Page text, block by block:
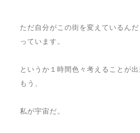
ただ自分がこの街を変えているん
っています。
というか１時間色々考えることが
もう、
私が宇宙だ。